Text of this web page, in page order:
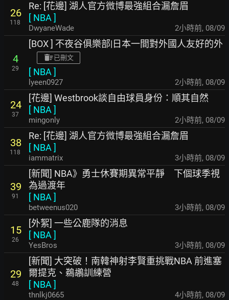
26
118
Re: [花邊] 湖人官方微博最強組合漏詹眉
[ NBA ]
DwyaneWade 2小時前, 08/09
4
29
[BOX ] 不夜谷俱樂部|日本一間對外國人友好的外
已刪文
[ NBA ]
lyeen0927 2小時前, 08/09
24
37
[花邊] Westbrook談自由球員身份：順其自然
[ NBA ]
mingonly 2小時前, 08/09
38
118
Re: [花邊] 湖人官方微博最強組合漏詹眉
[ NBA ]
iammatrix 3小時前, 08/09
39
91
[新聞] NBA》勇士休賽期異常平靜 下個球季視
為過渡年
[ NBA ]
betweenus020 3小時前, 08/09
15
26
[外絮] 一些公鹿隊的消息
[ NBA ]
YesBros 3小時前, 08/09
29
48
[新聞] 大突破！南韓神射李賢重挑戰NBA 前進塞
爾提克、鵜鶘訓練營
[ NBA ]
thnlkj0665 4小時前, 08/09